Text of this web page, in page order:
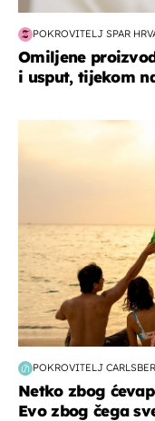
POKROVITELJ SPAR
Omiljene
i usput, tijekom
POKROVITELJ
Netko zbog
Evo zbog čega